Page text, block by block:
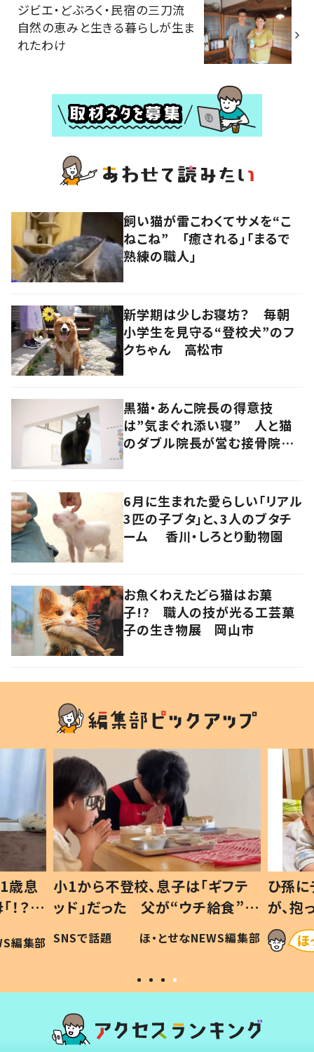
ジビエ・どぶろく・民宿の三刀流
自然の恵みと生きる暮らしが生ま
れたわけ
飼い猫が雷こわくてサメを“こ
ねこね” 「癒される」「まるで
熟練の職人」
新学期は少しお寝坊？ 毎朝
小学生を見守る“登校犬”のフ
クちゃん 高松市
黒猫・あんこ院長の得意技
は”気まぐれ添い寝” 人と猫
のダブル院長が営む接骨院
6月に生まれた愛らしい「リアル
3匹の子ブタ」と、3人のブタチ
ーム 香川・しろとり動物園
お魚くわえたどら猫はお菓
子!? 職人の技が光る工芸菓
子の生き物展 岡山市
歳息
？」
編集部
小1から不登校、息子は「ギフテ
ッド」だった 父が“ウチ給食”を
作り続ける理由とは #令和の親
#令和の子
SNSで話題 ほ・とせなNEWS編集部
ひ孫
が、
「涙が
い」